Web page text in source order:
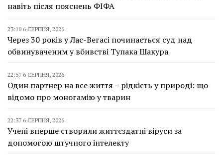
навіть після пояснень ФІФА
23:10 6 СЕРПНЯ, 2026
Через 30 років у Лас-Вегасі починається суд над
обвинуваченим у вбивстві Тупака Шакура
22:57 6 СЕРПНЯ, 2026
Один партнер на все життя – рідкість у природі: що
відомо про моногамію у тварин
22:37 6 СЕРПНЯ, 2026
Учені вперше створили життєздатні віруси за
допомогою штучного інтелекту